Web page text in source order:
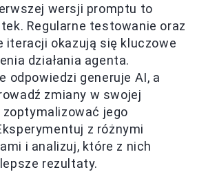
wersji promptu to
Regularne testowanie oraz
iteracji okazują się kluczowe
działania agenta.
odpowiedzi generuje AI, a
zmiany w swojej
jego
z różnymi
i analizuj, które z nich
rezultaty.